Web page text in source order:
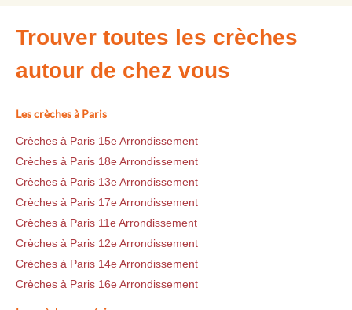
Trouver toutes les crèches
autour de chez vous
Les crèches à Paris
Crèches à Paris 15e Arrondissement
Crèches à Paris 18e Arrondissement
Crèches à Paris 13e Arrondissement
Crèches à Paris 17e Arrondissement
Crèches à Paris 11e Arrondissement
Crèches à Paris 12e Arrondissement
Crèches à Paris 14e Arrondissement
Crèches à Paris 16e Arrondissement